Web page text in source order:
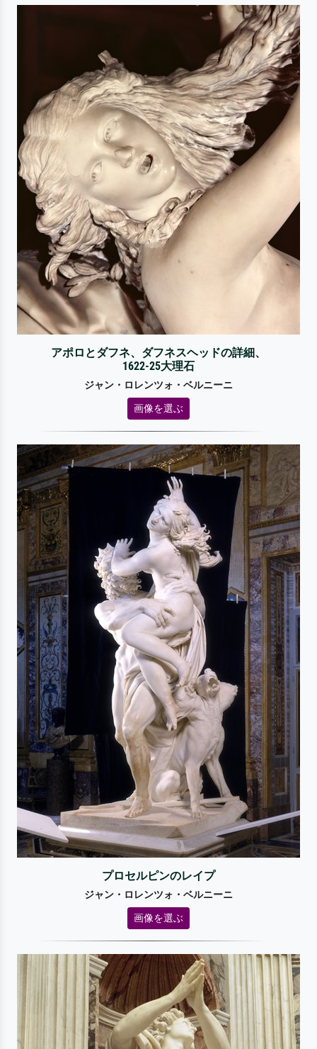
アポロとダフネ、ダフネスヘッドの詳細、
1622-25大理石
ジャン・ロレンツォ・ベルニーニ
画像を選ぶ
プロセルピンのレイプ
ジャン・ロレンツォ・ベルニーニ
画像を選ぶ